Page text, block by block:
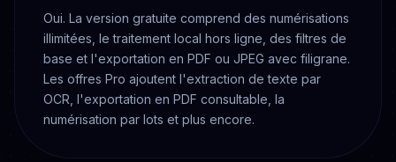
Oui. La version gratuite comprend des numérisations
illimitées, le traitement local hors ligne, des filtres de
base et l'exportation en PDF ou JPEG avec filigrane.
Les offres Pro ajoutent l'extraction de texte par
OCR, l'exportation en PDF consultable, la
numérisation par lots et plus encore.